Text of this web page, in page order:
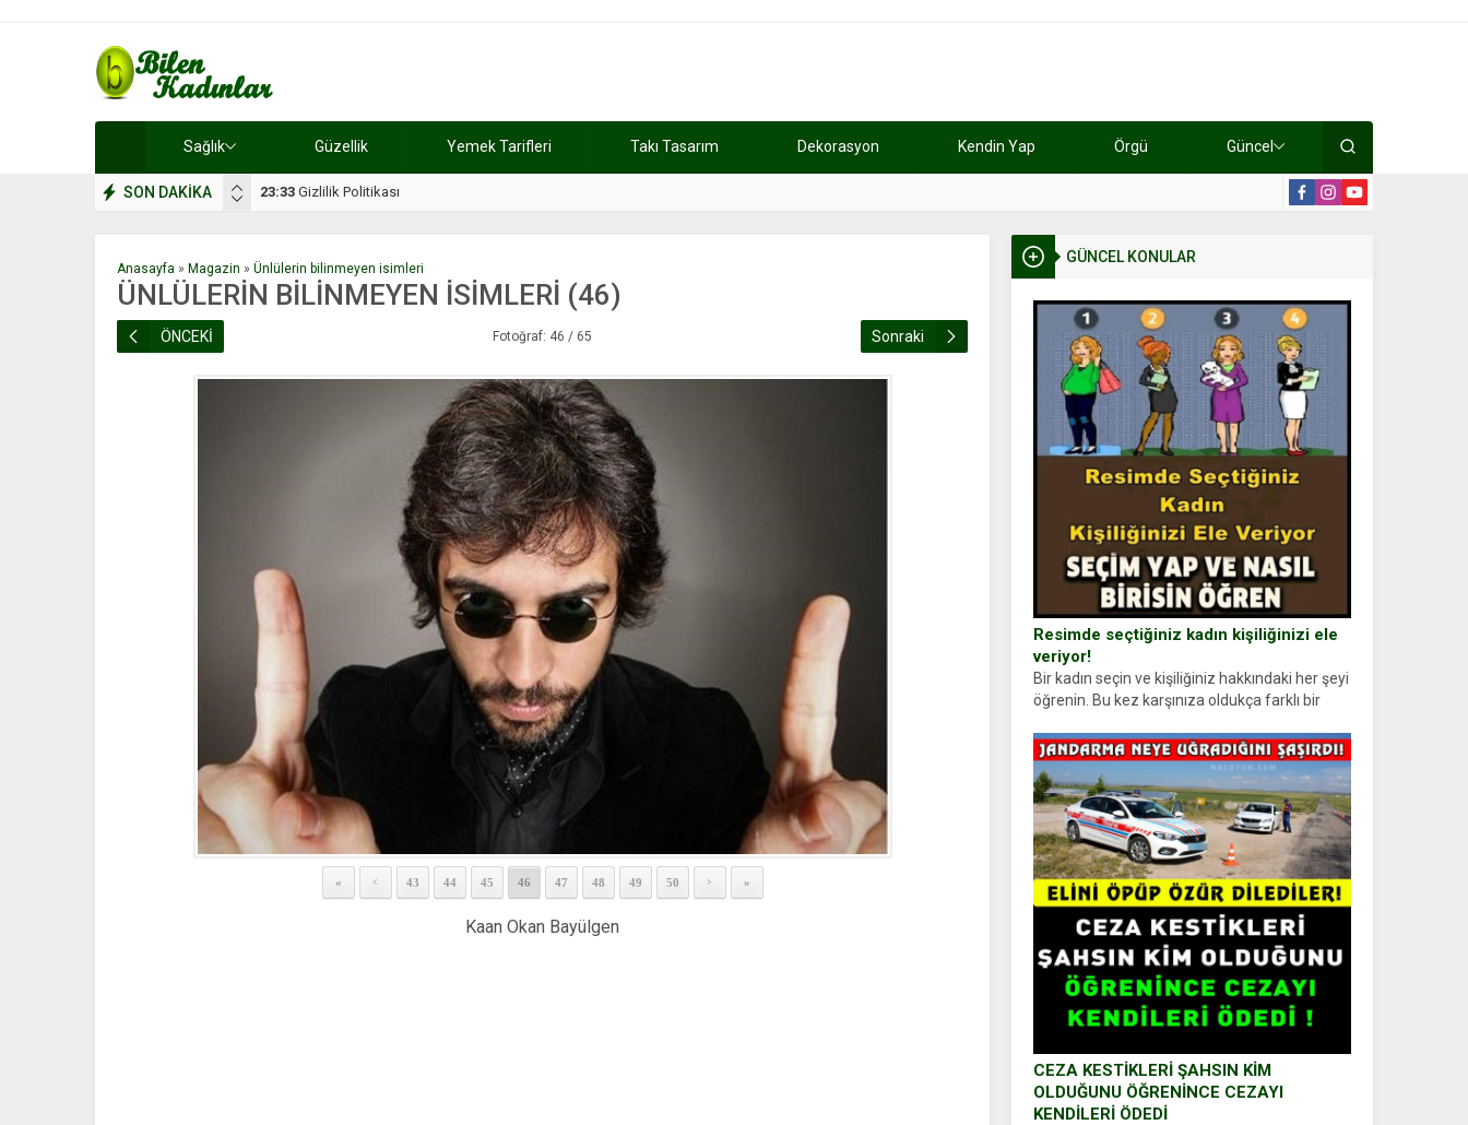
Sağlık Güzellik Yemek Tarifleri Takı Tasarım Dekorasyon Kendin Yap Örgü Güncel
SON DAKİKA 17:08 Dilan, düğününe 5 gün kala hayatını kaybetti
GÜNCEL KONULAR
Resimde seçtiğiniz kadın kişiliğinizi ele
veriyor!
Bir kadın seçin ve kişiliğiniz hakkındaki her şeyi
öğrenin. Bu kez karşınıza oldukça farklı bir
kadın figürlerinden dikkatinizi en...
CEZA KESTİKLERİ ŞAHSIN KİM
OLDUĞUNU ÖĞRENİNCE CEZAYI
KENDİLERİ ÖDEDİ
Anasayfa » Magazin » Ünlülerin bilinmeyen isimleri
ÜNLÜLERİN BİLİNMEYEN İSİMLERİ (46)
ÖNCEKİ Fotoğraf: 46 / 65 Sonraki
« < 43 44 45 46 47 48 49 50 > »
Kaan Okan Bayülgen